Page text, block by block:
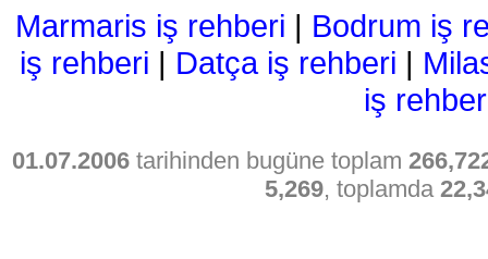
Marmaris iş rehberi | Bodrum iş
iş rehberi | Datça iş rehberi |
iş
01.07.2006 tarihinden bugüne toplam
5,269, toplamda